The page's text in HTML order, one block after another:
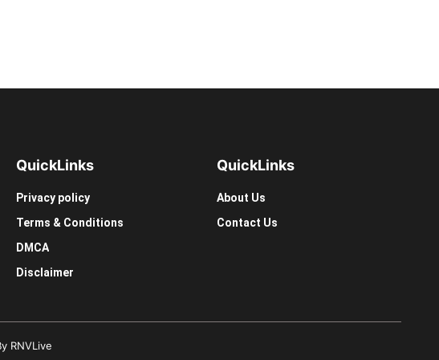
QuickLinks
Privacy policy
Terms & Conditions
DMCA
Disclaimer
QuickLinks
About Us
Contact Us
RNVLive